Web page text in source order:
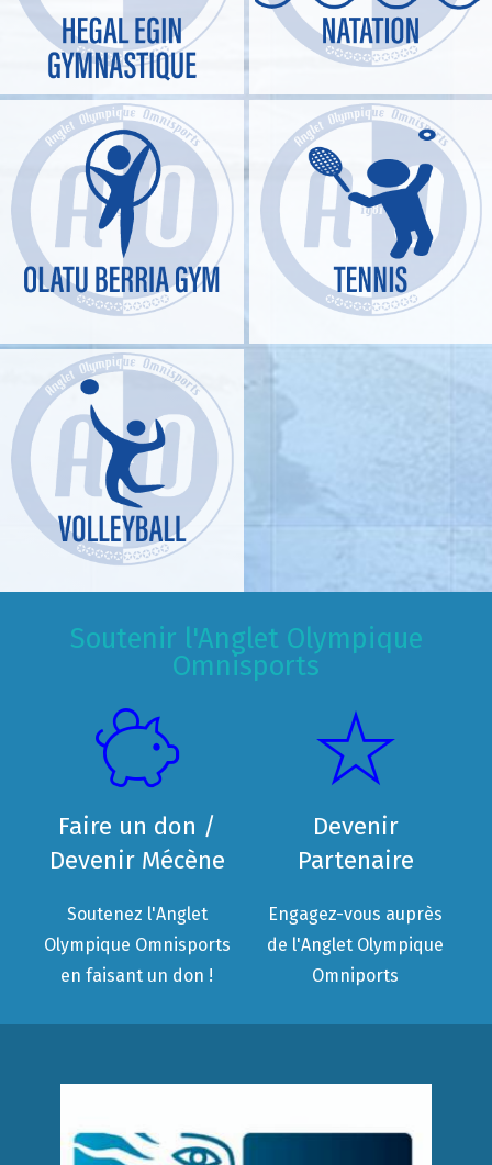
Soutenir l'Anglet Olympique
Omnisports
Faire un don /
Devenir Mécène
Soutenez l'Anglet
Olympique Omnisports
en faisant un don !
Devenir
Partenaire
Engagez-vous auprès
de l'Anglet Olympique
Omniports